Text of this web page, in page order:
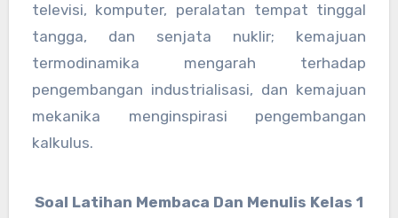
televisi, komputer, peralatan tempat tinggal
tangga, dan senjata nuklir; kemajuan
termodinamika mengarah terhadap
pengembangan industrialisasi, dan kemajuan
mekanika menginspirasi pengembangan
kalkulus.
Soal Latihan Membaca Dan Menulis Kelas 1